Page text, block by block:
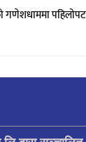
गणेशधाममा